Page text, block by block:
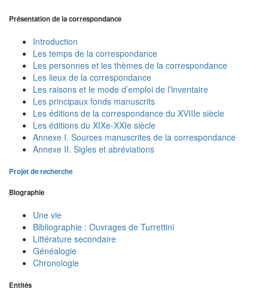
Présentation de la correspondance
Introduction
Les temps de la correspondance
Les personnes et les thèmes de la correspondance
Les lieux de la correspondance
Les raisons et le mode d’emploi de l’inventaire
Les principaux fonds manuscrits
Les éditions de la correspondance du XVIIIe siècle
Les éditions du XIXe-XXIe siècle
Annexe I. Sources manuscrites de la correspondance
Annexe II. Sigles et abréviations
Projet de recherche
Biographie
Une vie
Bibliographie : Ouvrages de Turrettini
Littérature secondaire
Généalogie
Chronologie
Entités